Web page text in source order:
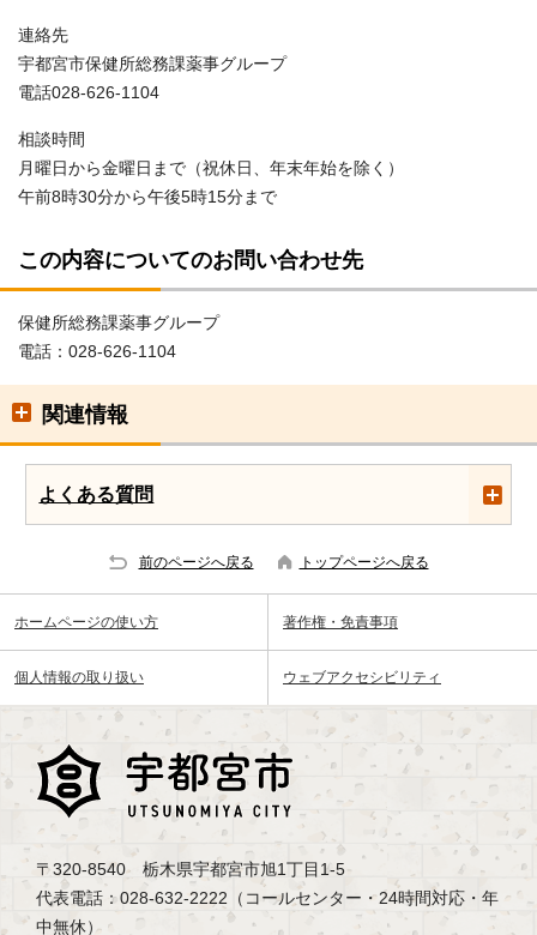
連絡先
宇都宮市保健所総務課薬事グループ
電話028-626-1104
相談時間
月曜日から金曜日まで（祝休日、年末年始を除く）
午前8時30分から午後5時15分まで
この内容についてのお問い合わせ先
保健所総務課薬事グループ
電話：028-626-1104
関連情報
よくある質問
前のページへ戻る トップページへ戻る
ホームページの使い方 著作権・免責事項
個人情報の取り扱い ウェブアクセシビリティ
〒320-8540 栃木県宇都宮市旭1丁目1-5
代表電話：028-632-2222（コールセンター・24時間対応・年
中無休）